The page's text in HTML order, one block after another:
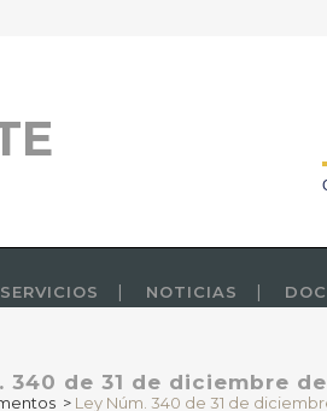
SERVICIOS NOTICIAS
340 de 31 de diciembre de
> Ley Núm. 340 de 31 de